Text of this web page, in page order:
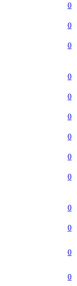
0
0
0
0
0
0
0
0
0
0
0
0
0